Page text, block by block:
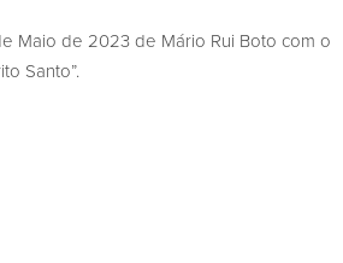
Maio de 2023 de Mário Rui Boto com o
Santo”.